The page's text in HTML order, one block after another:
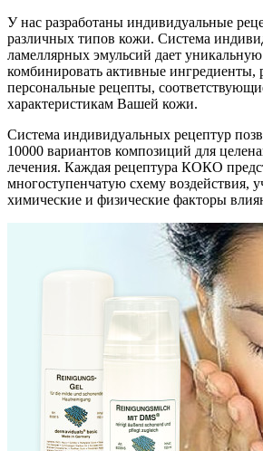
У нас разработаны индивидуальные
различных типов кожи. Система
ламеллярных эмульсий дает
комбинировать активные ингредиенты,
персональные рецепты,
характеристикам Вашей кожи.
Система индивидуальных рецептур
10000 вариантов композиций для
лечения. Каждая рецептура КОКО
многоступенчатую схему воздействия,
химические и физические факторы